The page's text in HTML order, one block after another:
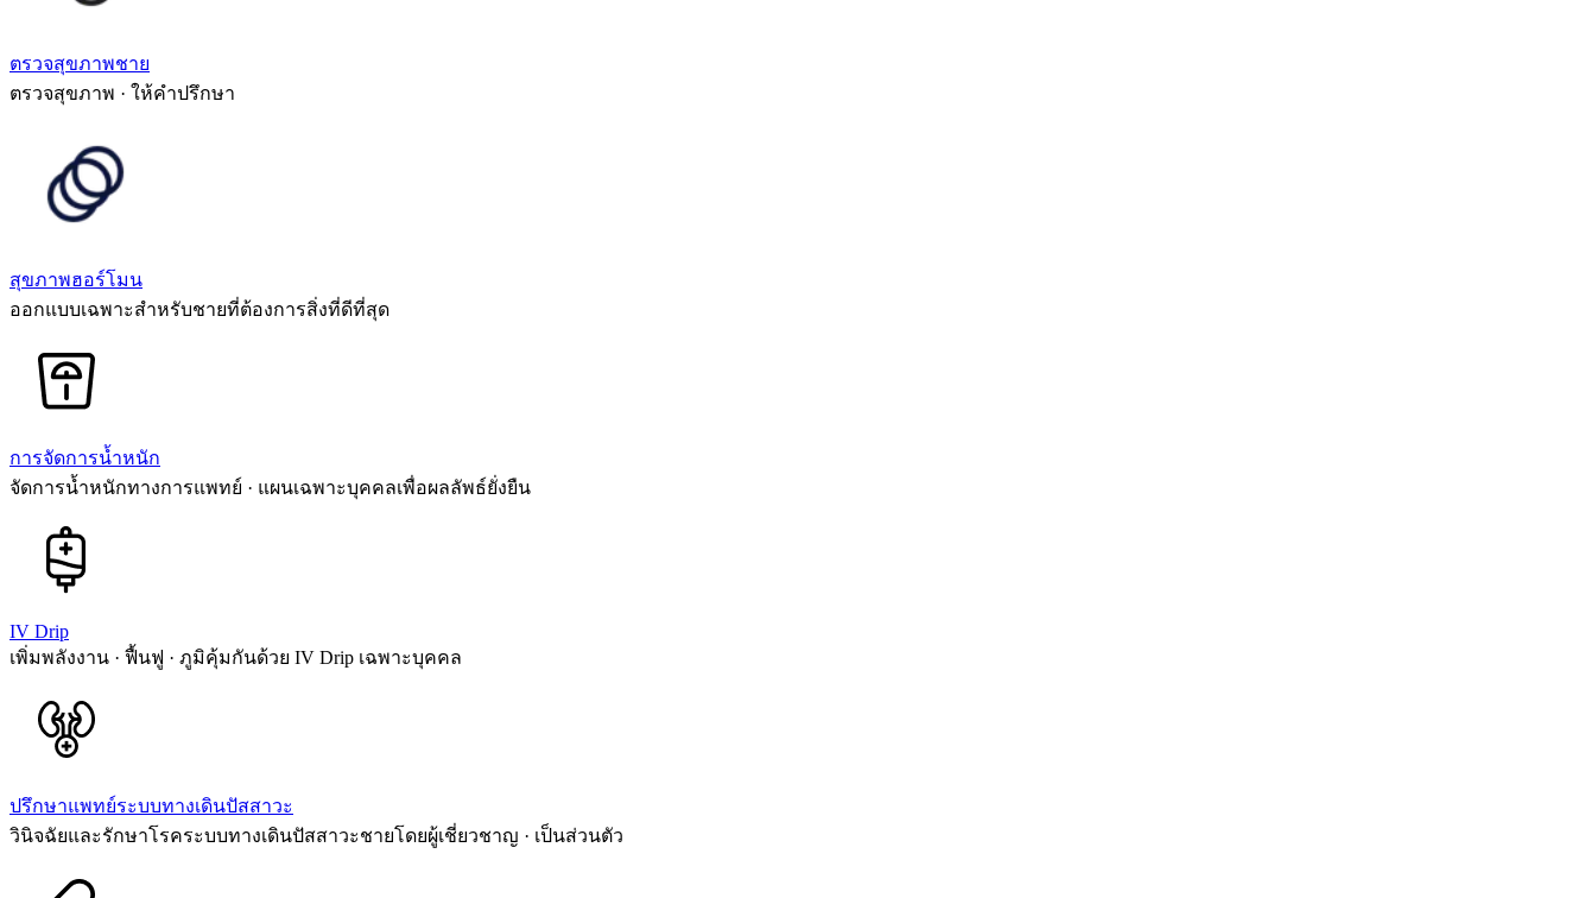
ตรวจสุขภาพชาย
ตรวจสุขภาพ · ให้คำปรึกษา
สุขภาพฮอร์โมน
ออกแบบเฉพาะสำหรับชายที่ต้องการสิ่งที่ดีที่สุด
การจัดการน้ำหนัก
จัดการน้ำหนักทางการแพทย์ · แผนเฉพาะบุคคลเพื่อผลลัพธ์ยั่งยืน
IV Drip
เพิ่มพลังงาน · ฟื้นฟู · ภูมิคุ้มกันด้วย IV Drip เฉพาะบุคคล
ปรึกษาแพทย์ระบบทางเดินปัสสาวะ
วินิจฉัยและรักษาโรคระบบทางเดินปัสสาวะชายโดยผู้เชี่ยวชาญ · เป็นส่วนตัว